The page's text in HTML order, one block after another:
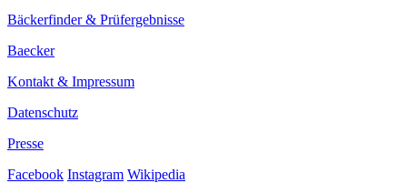
Bäckerfinder & Prüfergebnisse
Baecker
Kontakt & Impressum
Datenschutz
Presse
Facebook Instagram Wikipedia